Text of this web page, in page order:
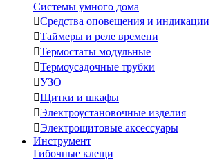
Системы умного дома
Средства оповещения и индикации
Таймеры и реле времени
Термостаты модульные
Термоусадочные трубки
УЗО
Щитки и шкафы
Электроустановочные изделия
Электрощитовые аксессуары
Инструмент
Гибочные клещи